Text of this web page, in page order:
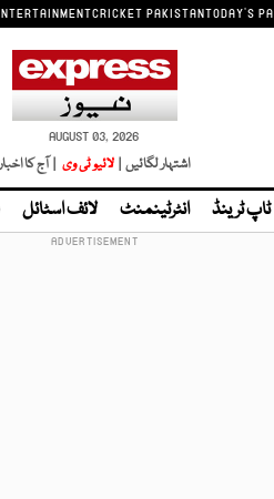
CRICKET PAKISTANTODAY'S
AUGUST 03, 2026
اشتہار لگائیں | لائیو ٹی وی | آج کا اخبار
ٹاپ ٹرینڈ انٹرٹینمنٹ لائف اسٹائل